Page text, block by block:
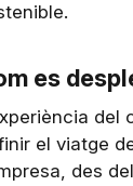
es
del
el viatge
des